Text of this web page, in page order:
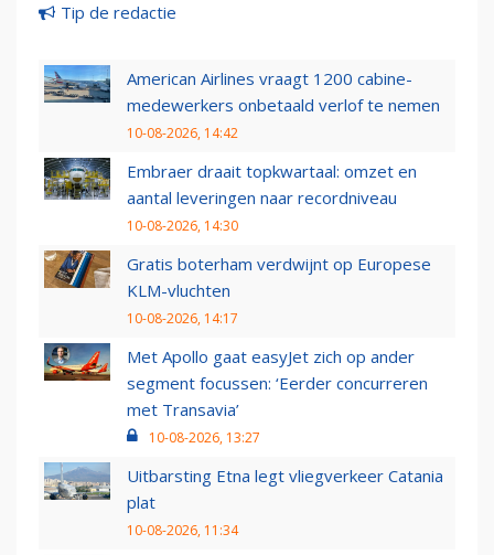
Tip de redactie
American Airlines vraagt 1200 cabine-
medewerkers onbetaald verlof te nemen
10-08-2026, 14:42
Embraer draait topkwartaal: omzet en
aantal leveringen naar recordniveau
10-08-2026, 14:30
Gratis boterham verdwijnt op Europese
KLM-vluchten
10-08-2026, 14:17
Met Apollo gaat easyJet zich op ander
segment focussen: ‘Eerder concurreren
met Transavia’
10-08-2026, 13:27
Uitbarsting Etna legt vliegverkeer Catania
plat
10-08-2026, 11:34